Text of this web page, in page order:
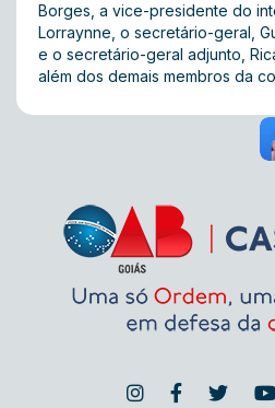
Borges, a vice-presidente do
Lorraynne, o secretário-geral,
e o secretário-geral adjunto,
além dos demais membros da